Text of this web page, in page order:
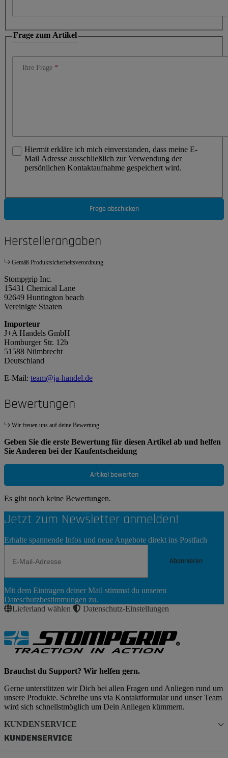
Frage zum Artikel
Ihre Frage
Hiermit erkläre ich mich einverstanden, dass meine E-
Mail Adresse ausschließlich zur Verwendung der
persönlichen Kontaktaufnahme gespeichert wird.
Frage abschicken
Herstellerangaben
Gemäß Produktsicherheitsverordnung
Stompgrip Inc.
15431 Chemical Lane
92649 Huntington beach
Vereinigte Staaten
Importeur
J+A Handels GmbH
Homburger Str. 12b
51588 Nümbrecht
Deutschland
E-Mail: team@ja-handel.de
Bewertungen
Wir freuen uns auf deine Bewertung
Geben Sie die erste Bewertung für diesen Artikel ab und helfen
Sie Anderen bei der Kaufentscheidung
Artikel bewerten
Es gibt noch keine Bewertungen.
Jetzt zum Newsletter anmelden!
Erhalte spannende Infos und neue Angebote direkt ins Postfach
Abonnieren
Abonnieren
Mit dem Eintragen deiner Mail stimmst du unseren
Dateschutzbestimmungen zu.
Lieferland wählen
Datenschutz-Einstellungen
Brauchst du Support? Wir helfen gern.
Gerne unterstützen wir Dich bei allen Fragen und Anliegen rund um
unsere Produkte. Schreibe uns via Kontaktformular und unser Team
wird sich schnellstmöglich um Dein Anliegen kümmern.
KUNDENSERVICE
KUNDENSERVICE